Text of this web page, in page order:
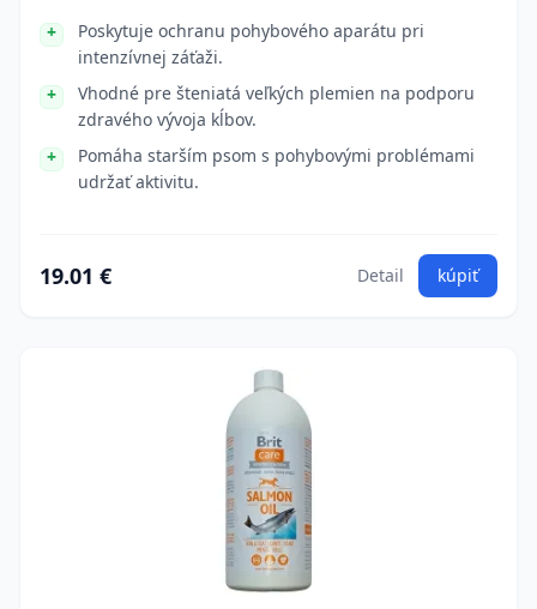
Poskytuje ochranu pohybového aparátu pri
intenzívnej záťaži.
Vhodné pre šteniatá veľkých plemien na podporu
zdravého vývoja kĺbov.
Pomáha starším psom s pohybovými problémami
udržať aktivitu.
19.01 € Detail kúpiť